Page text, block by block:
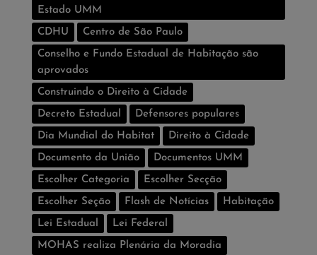
Estado UMM
CDHU Centro de São Paulo
Conselho e Fundo Estadual de Habitação são
aprovados
Construindo o Direito à Cidade
Decreto Estadual Defensores populares
Dia Mundial do Habitat Direito à Cidade
Documento da União Documentos UMM
Escolher Categoria Escolher Secção
Escolher Seção Flash de Notí­cias Habitação
Lei Estadual Lei Federal
MOHAS realiza Plenária da Moradia